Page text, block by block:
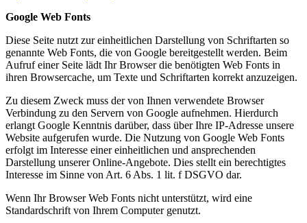
Google Web Fonts
Diese Seite nutzt zur einheitlichen Darstellung von Schriftarten so
genannte Web Fonts, die von Google bereitgestellt werden. Beim
Aufruf einer Seite lädt Ihr Browser die benötigten Web Fonts in
ihren Browsercache, um Texte und Schriftarten korrekt anzuzeigen.
Zu diesem Zweck muss der von Ihnen verwendete Browser
Verbindung zu den Servern von Google aufnehmen. Hierdurch
erlangt Google Kenntnis darüber, dass über Ihre IP-Adresse unsere
Website aufgerufen wurde. Die Nutzung von Google Web Fonts
erfolgt im Interesse einer einheitlichen und ansprechenden
Darstellung unserer Online-Angebote. Dies stellt ein berechtigtes
Interesse im Sinne von Art. 6 Abs. 1 lit. f DSGVO dar.
Wenn Ihr Browser Web Fonts nicht unterstützt, wird eine
Standardschrift von Ihrem Computer genutzt.